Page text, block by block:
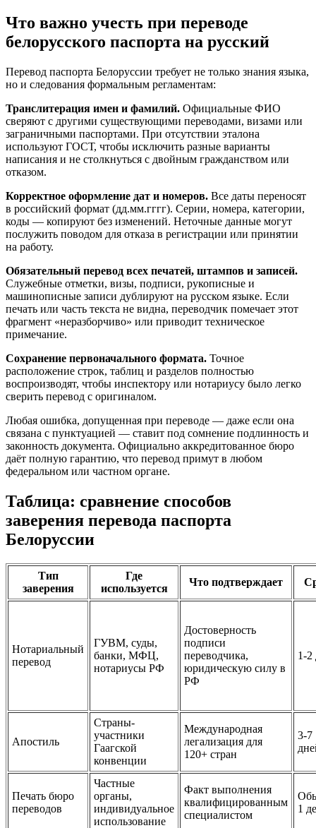
Что важно учесть при переводе
белорусского паспорта на русский
Перевод паспорта Белоруссии требует не только знания языка,
но и следования формальным регламентам:
Транслитерация имен и фамилий. Официальные ФИО
сверяют с другими существующими переводами, визами или
заграничными паспортами. При отсутствии эталона
используют ГОСТ, чтобы исключить разные варианты
написания и не столкнуться с двойным гражданством или
отказом.
Корректное оформление дат и номеров. Все даты переносят
в российский формат (дд.мм.гггг). Серии, номера, категории,
коды — копируют без изменений. Неточные данные могут
послужить поводом для отказа в регистрации или принятии
на работу.
Обязательный перевод всех печатей, штампов и записей.
Служебные отметки, визы, подписи, рукописные и
машинописные записи дублируют на русском языке. Если
печать или часть текста не видна, переводчик помечает этот
фрагмент «неразборчиво» или приводит техническое
примечание.
Сохранение первоначального формата. Точное
расположение строк, таблиц и разделов полностью
воспроизводят, чтобы инспектору или нотариусу было легко
сверить перевод с оригиналом.
Любая ошибка, допущенная при переводе — даже если она
связана с пунктуацией — ставит под сомнение подлинность и
законность документа. Официально аккредитованное бюро
даёт полную гарантию, что перевод примут в любом
федеральном или частном органе.
Таблица: сравнение способов
заверения перевода паспорта
Белоруссии
Тип
заверения
Где
используется
Что подтверждает
Нотариальный
перевод
ГУВМ, суды,
банки, МФЦ,
нотариусы РФ
Достоверность
подписи
переводчика,
юридическую силу в
РФ
1-2
Апостиль
Страны-
участники
Гаагской
конвенции
Международная
легализация для
120+ стран
3-7
Печать бюро
переводов
Частные
органы,
индивидуальное
использование
Факт выполнения
квалифицированным
специалистом
1